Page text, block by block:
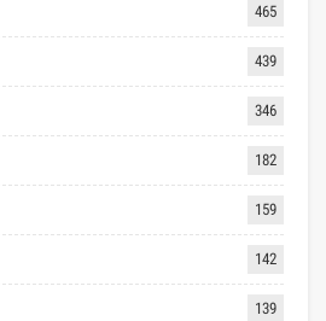
465
439
346
182
159
142
139